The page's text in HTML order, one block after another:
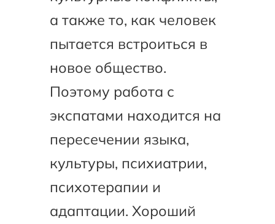
а также то, как человек
пытается встроиться в
новое общество.
Поэтому работа с
экспатами находится на
пересечении языка,
культуры, психиатрии,
психотерапии и
адаптации. Хороший